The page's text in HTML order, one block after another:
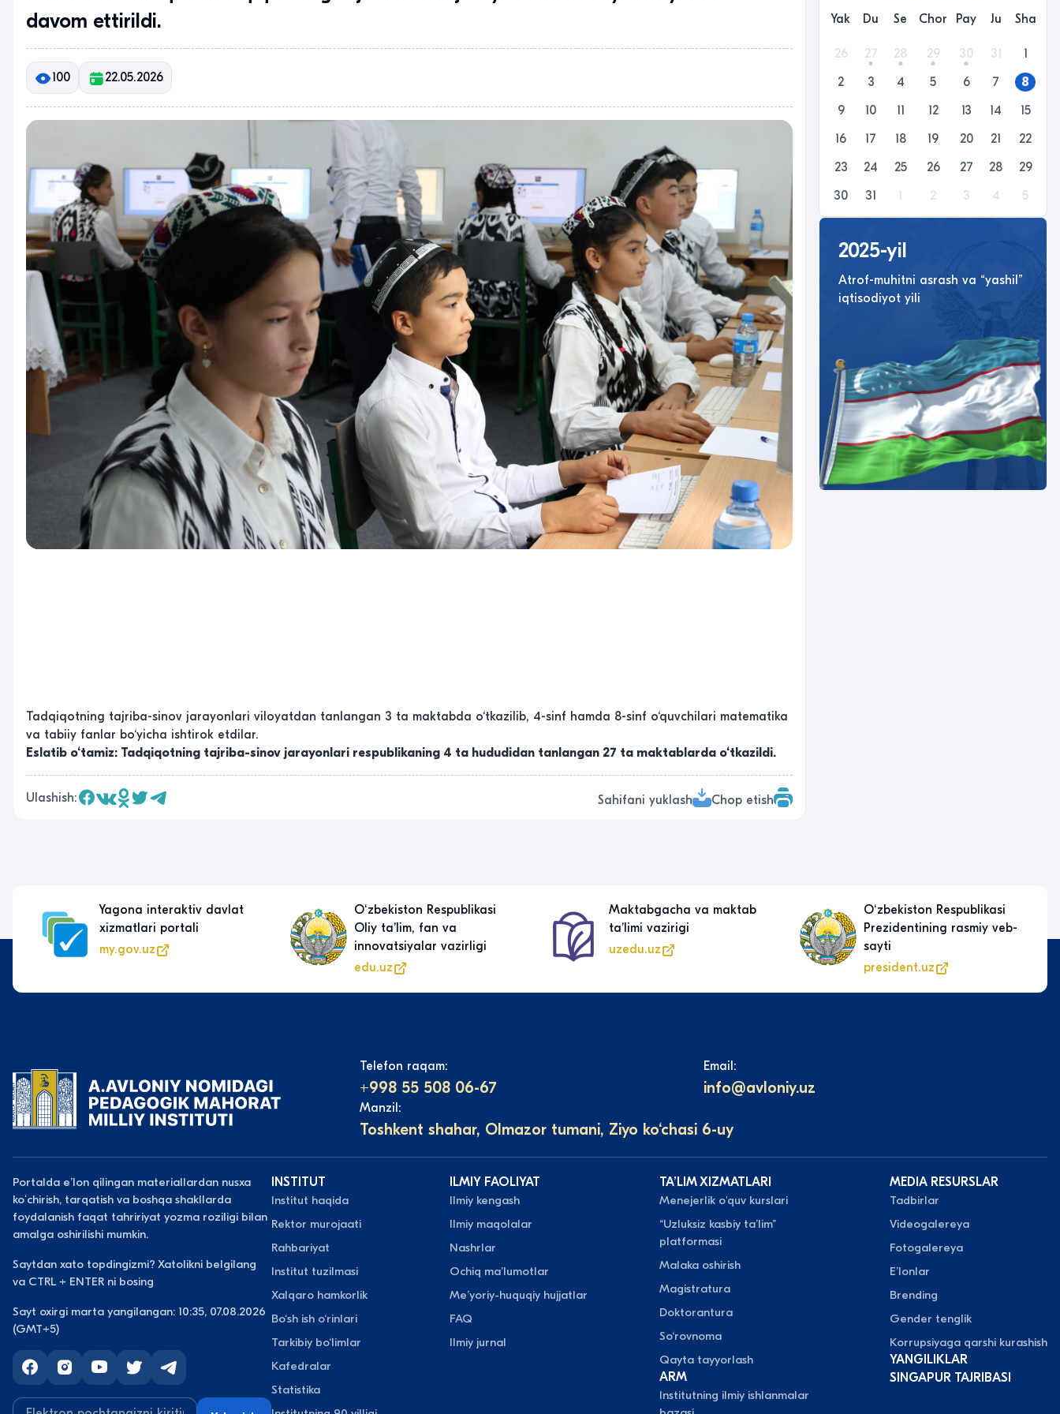
davom ettirildi.
100 22.05.2026
Tadqiqotning tajriba-sinov jarayonlari viloyatdan tanlangan 3 ta maktabda o‘tkazilib, 4-sinf hamda 8-sinf o‘quvchilari matematika
va tabiiy fanlar bo‘yicha ishtirok etdilar.
Eslatib o‘tamiz: Tadqiqotning tajriba-sinov jarayonlari respublikaning 4 ta hududidan tanlangan 27 ta maktablarda o‘tkazildi.
Ulashish: Sahifani yuklash Chop etish
Yak Du Se Chor Pay Ju Sha
26 27 28 29 30 31
1
2
3 4 5 6 7
8
9
10 11 12 13 14
15
16
17 18 19 20 21
22
23
24 25 26 27 28
29
30
31 2 3 4 5
2025-yil
Atrof-muhitni asrash va “yashil”
iqtisodiyot yili
Yagona interaktiv davlat
xizmatlari portali
my.gov.uz
Oʻzbekiston Respublikasi
Oliy taʼlim, fan va
innovatsiyalar vazirligi
edu.uz
Maktabgacha va maktab
taʼlimi vazirigi
uzedu.uz
Oʻzbekiston Respublikasi
Prezidentining rasmiy veb-
sayti
president.uz
Telefon raqam:
+998 55 508 06-67
Email:
info@avloniy.uz
Manzil:
Toshkent shahar, Olmazor tumani, Ziyo ko‘chasi 6-uy
Portalda eʼlon qilingan materiallardan nusxa
koʻchirish, tarqatish va boshqa shakllarda
foydalanish faqat tahririyat yozma roziligi bilan
amalga oshirilishi mumkin.
Saytdan xato topdingizmi? Xatolikni belgilang
va CTRL + ENTER ni bosing
Sayt oxirgi marta yangilangan: 10:35, 07.08.2026
(GMT+5)
INSTITUT
Institut haqida
Rektor murojaati
Rahbariyat
Institut tuzilmasi
Xalqaro hamkorlik
Bo‘sh ish o‘rinlari
Tarkibiy bo‘limlar
Kafedralar
Statistika
ILMIY FAOLIYAT
Ilmiy kengash
Ilmiy maqolalar
Nashrlar
Ochiq maʼlumotlar
Meʼyoriy-huquqiy hujjatlar
FAQ
Ilmiy jurnal
TAʼLIM XIZMATLARI
Menejerlik o'quv kurslari
“Uzluksiz kasbiy taʼlim”
platformasi
Malaka oshirish
Magistratura
Doktorantura
So‘rovnoma
Qayta tayyorlash
ARM
Institutning ilmiy ishlanmalar
MEDIA RESURSLAR
Tadbirlar
Videogalereya
Fotogalereya
Eʼlonlar
Brending
Gender tenglik
Korrupsiyaga qarshi kurashish
YANGILIKLAR
SINGAPUR TAJRIBASI